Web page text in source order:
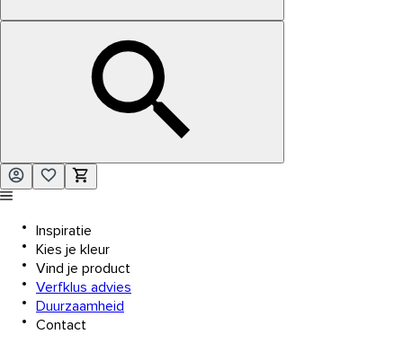
Inspiratie
Kies je kleur
Vind je product
Verfklus advies
Duurzaamheid
Contact